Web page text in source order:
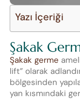
Yazı İçeriği
Şakak
Şakak germe
lift” olarak
bölgesinden
yan kısmındaki